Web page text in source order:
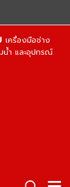
เครื่องมือช่าง
น้ำ และอุปกรณ์